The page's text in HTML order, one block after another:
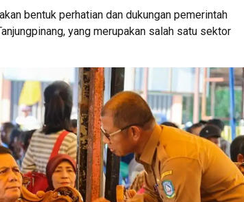
bentuk perhatian dan dukungan pemerintah
yang merupakan salah satu sektor